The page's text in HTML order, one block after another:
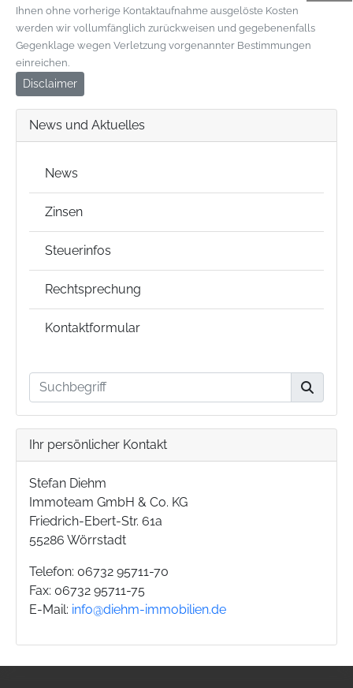
Ihnen ohne vorherige Kontaktaufnahme ausgelöste Kosten
werden wir vollumfänglich zurückweisen und gegebenenfalls
Gegenklage wegen Verletzung vorgenannter Bestimmungen
einreichen.
Disclaimer
News und Aktuelles
News
Zinsen
Steuerinfos
Rechtsprechung
Kontaktformular
Ihr persönlicher Kontakt
Stefan Diehm
Immoteam GmbH & Co. KG
Friedrich-Ebert-Str. 61a
55286 Wörrstadt
Telefon: 06732 95711-70
Fax: 06732 95711-75
E-Mail: info@diehm-immobilien.de